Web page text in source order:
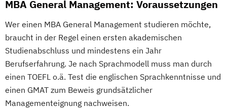
MBA General Management: Voraussetzungen
Wer einen MBA General Management studieren möchte,
braucht in der Regel einen ersten akademischen
Studienabschluss und mindestens ein Jahr
Berufserfahrung. Je nach Sprachmodell muss man durch
einen TOEFL o.ä. Test die englischen Sprachkenntnisse und
einen GMAT zum Beweis grundsätzlicher
Managementeignung nachweisen.